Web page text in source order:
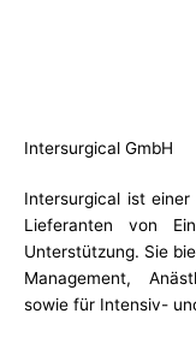
Intersurgical GmbH
Intersurgical ist
Lieferanten von
Unterstützung. Sie
Management,
sowie für Intensiv-